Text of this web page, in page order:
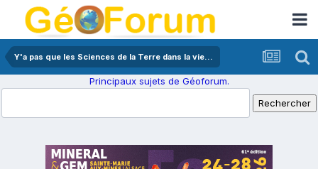
Y'a pas que les Sciences de la Terre dans la vie...
Principaux sujets de Géoforum.